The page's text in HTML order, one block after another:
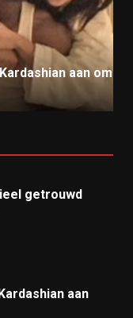
om sekstape
getrouwd
aan